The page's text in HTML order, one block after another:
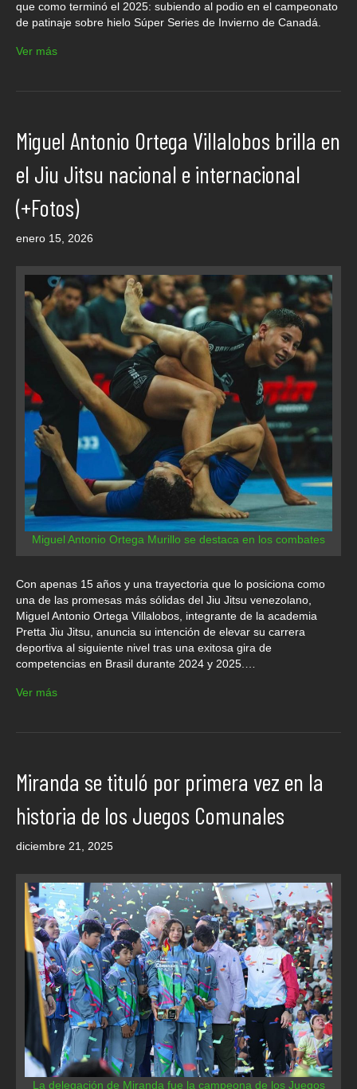
que como terminó el 2025: subiendo al podio en el campeonato
de patinaje sobre hielo Súper Series de Invierno de Canadá.
Ver más
Miguel Antonio Ortega Villalobos brilla en
el Jiu Jitsu nacional e internacional
(+Fotos)
enero 15, 2026
Miguel Antonio Ortega Murillo se destaca en los combates
Con apenas 15 años y una trayectoria que lo posiciona como
una de las promesas más sólidas del Jiu Jitsu venezolano,
Miguel Antonio Ortega Villalobos, integrante de la academia
Pretta Jiu Jitsu, anuncia su intención de elevar su carrera
deportiva al siguiente nivel tras una exitosa gira de
competencias en Brasil durante 2024 y 2025.…
Ver más
Miranda se tituló por primera vez en la
historia de los Juegos Comunales
diciembre 21, 2025
La delegación de Miranda fue la campeona de los Juegos